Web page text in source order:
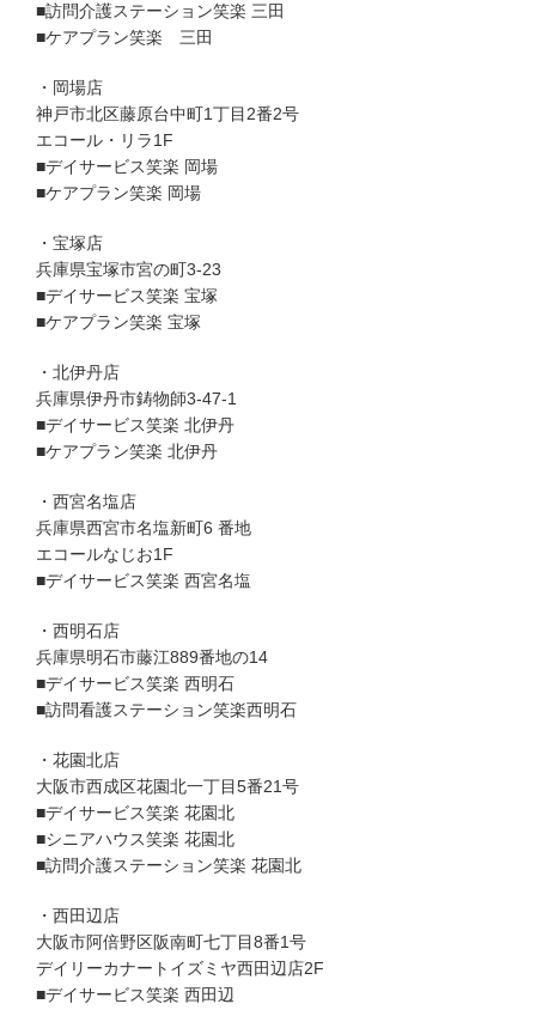
■訪問介護ステーション笑楽 三田
■ケアプラン笑楽 三田
・岡場店
神戸市北区藤原台中町1丁目2番2号
エコール・リラ1F
■デイサービス笑楽 岡場
■ケアプラン笑楽 岡場
・宝塚店
兵庫県宝塚市宮の町3-23
■デイサービス笑楽 宝塚
■ケアプラン笑楽 宝塚
・北伊丹店
兵庫県伊丹市鋳物師3-47-1
■デイサービス笑楽 北伊丹
■ケアプラン笑楽 北伊丹
・西宮名塩店
兵庫県西宮市名塩新町6 番地
エコールなじお1F
■デイサービス笑楽 西宮名塩
・西明石店
兵庫県明石市藤江889番地の14
■デイサービス笑楽 西明石
■訪問看護ステーション笑楽西明石
・花園北店
大阪市西成区花園北一丁目5番21号
■デイサービス笑楽 花園北
■シニアハウス笑楽 花園北
■訪問介護ステーション笑楽 花園北
・西田辺店
大阪市阿倍野区阪南町七丁目8番1号
デイリーカナートイズミヤ西田辺店2F
■デイサービス笑楽 西田辺